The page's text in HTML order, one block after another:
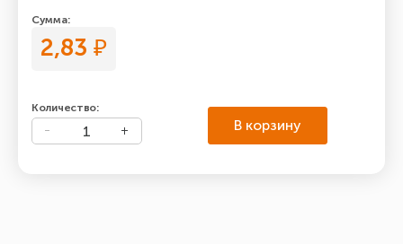
Сумма:
2,83 ₽
Количество:
В корзину